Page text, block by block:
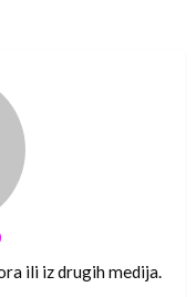
ili iz drugih medija.